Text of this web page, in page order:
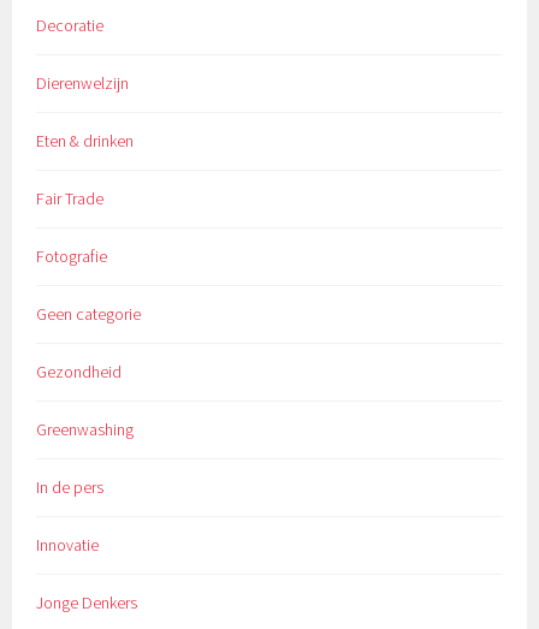
Decoratie
Dierenwelzijn
Eten & drinken
Fair Trade
Fotografie
Geen categorie
Gezondheid
Greenwashing
In de pers
Innovatie
Jonge Denkers